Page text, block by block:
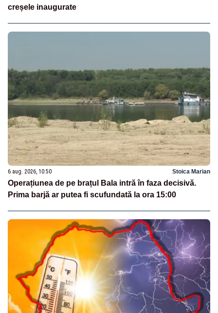
creșele inaugurate
6 aug. 2026, 10:50 Stoica Marian
Operațiunea de pe brațul Bala intră în faza decisivă.
Prima barjă ar putea fi scufundată la ora 15:00